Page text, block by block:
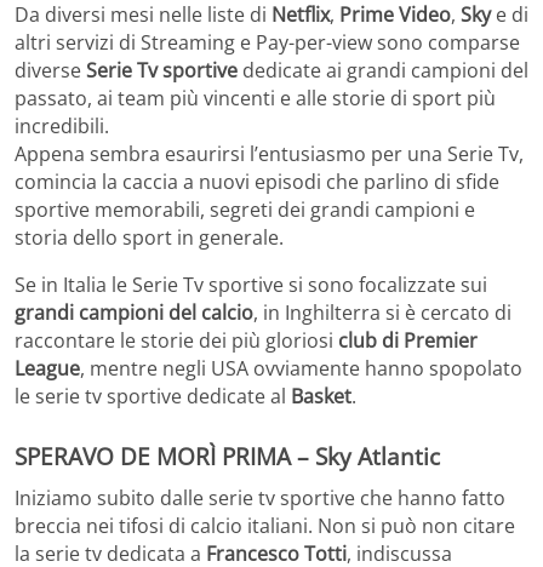
Da diversi mesi nelle liste di Netflix, Prime Video, Skye di
altri servizi di Streaming e Pay-per-view sono comparse
diverseSerie Tv sportive dedicate ai grandi campioni del
passato, ai team più vincenti e alle storie di sport più
incredibili.
Appena sembra esaurirsi l’entusiasmo per una Serie Tv,
comincia la caccia a nuovi episodi che parlino di sfide
sportive memorabili, segreti dei grandi campioni e
storia dello sport in generale.
Se in Italia le Serie Tv sportive si sono focalizzate sui
grandi campioni del calcio, in Inghilterra si è cercato di
raccontare le storie dei più gloriosi club di Premier
League, mentre negli USA ovviamente hanno spopolato
le serie tv sportive dedicate al Basket.
SPERAVO DE MORÌ PRIMA – Sky Atlantic
Iniziamo subito dalle serie tv sportive che hanno fatto
breccia nei tifosi di calcio italiani. Non si può non citare
la serie tv dedicata a Francesco Totti, indiscussa